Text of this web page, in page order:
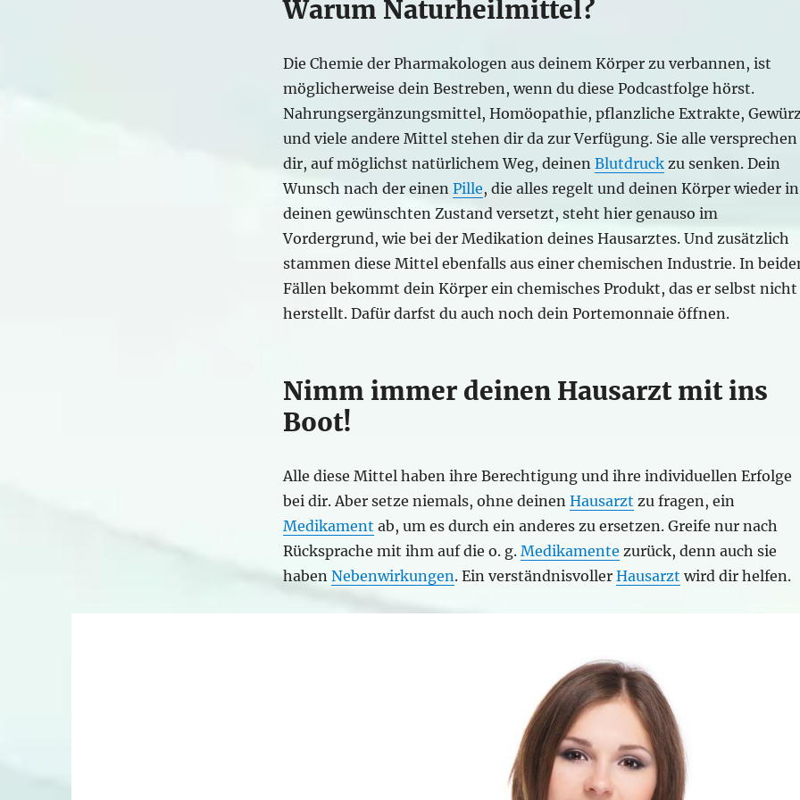
Warum Naturheilmittel?
Die Chemie der Pharmakologen aus deinem Körper zu verbannen, ist
möglicherweise dein Bestreben, wenn du diese Podcastfolge hörst.
Nahrungsergänzungsmittel, Homöopathie, pflanzliche Extrakte,
und viele andere Mittel stehen dir da zur Verfügung. Sie alle versprechen
dir, auf möglichst natürlichem Weg, deinen Blutdruckzu senken. Dein
Wunsch nach der einen Pille, die alles regelt und deinen Körper wieder in
deinen gewünschten Zustand versetzt, steht hier genauso im
Vordergrund, wie bei der Medikation deines Hausarztes. Und zusätzlich
stammen diese Mittel ebenfalls aus einer chemischen Industrie. In
Fällen bekommt dein Körper ein chemisches Produkt, das er selbst nicht
herstellt. Dafür darfst du auch noch dein Portemonnaie öffnen.
Nimm immer deinen Hausarzt mit ins
Boot!
Alle diese Mittel haben ihre Berechtigung und ihre individuellen Erfolge
bei dir. Aber setze niemals, ohne deinen Hausarzt zu fragen, ein
Medikament ab, um es durch ein anderes zu ersetzen. Greife nur nach
Rücksprache mit ihm auf die o. g. Medikamente zurück, denn auch sie
haben Nebenwirkungen. Ein verständnisvoller Hausarzt wird dir helfen.